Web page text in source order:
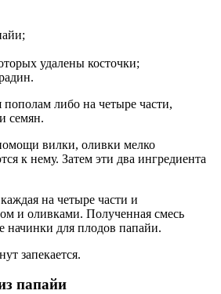
удалены косточки;
либо на четыре части,
семян.
вилки, оливки мелко
к нему. Затем эти два ингредиента
на четыре части и
и оливками. Полученная смесь
начинки для плодов папайи.
запекается.
папайи